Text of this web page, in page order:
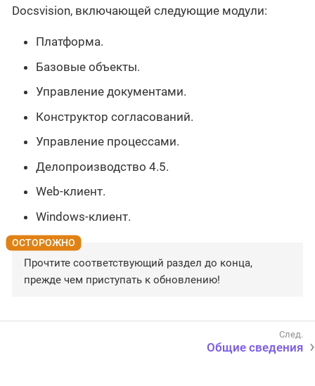
Docsvision, включающей следующие модули:
Платформа.
Базовые объекты.
Управление документами.
Конструктор согласований.
Управление процессами.
Делопроизводство 4.5.
Web-клиент.
Windows-клиент.
Прочтите соответствующий раздел до конца,
прежде чем приступать к обновлению!
Общие сведения